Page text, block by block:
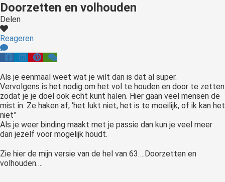
Doorzetten en volhouden
Delen
Reageren
Als je eenmaal weet wat je wilt dan is dat al super.
Vervolgens is het nodig om het vol te houden en door te zetten
zodat je je doel ook echt kunt halen. Hier gaan veel mensen de
mist in. Ze haken af, ‘het lukt niet, het is te moeilijk, of ik kan het
niet”
Als je weer binding maakt met je passie dan kun je veel meer
dan jezelf voor mogelijk houdt.
Zie hier de mijn versie van de hel van 63….Doorzetten en
volhouden….